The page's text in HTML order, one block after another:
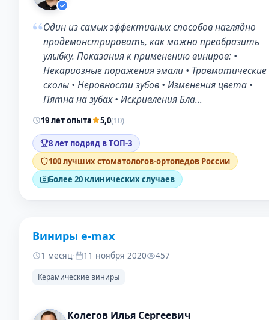
“Один из самых эффективных способов наглядно
продемонстрировать, как можно преобразить
улыбку. Показания к применению виниров: •
Некариозные поражения эмали • Травматические
сколы • Неровности зубов • Изменения цвета •
Пятна на зубах • Искривления Бла…
19 лет опыта 5,0(10)
8 лет подряд в ТОП-3
100 лучших стоматологов-ортопедов России
Более 20 клинических случаев
ДО
Виниры e-max
1 месяц· 11 ноября 2020 457
Керамические виниры
Колегов Илья Сергеевич